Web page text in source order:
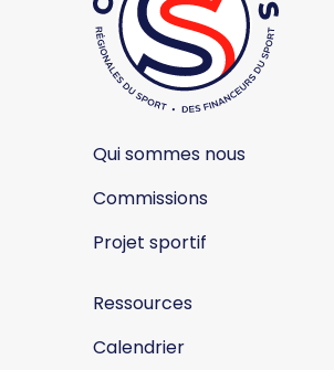
Qui sommes nous
Commissions
Projet sportif
Ressources
Calendrier